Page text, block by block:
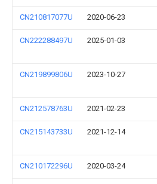
CN210817077U 2020-06-23
CN222288497U 2025-01-03
CN219899806U 2023-10-27
CN212578763U 2021-02-23
CN215143733U 2021-12-14
CN210172296U 2020-03-24